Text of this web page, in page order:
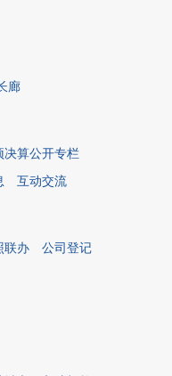
廊
决算公开专栏
互动交流
联办
公司登记